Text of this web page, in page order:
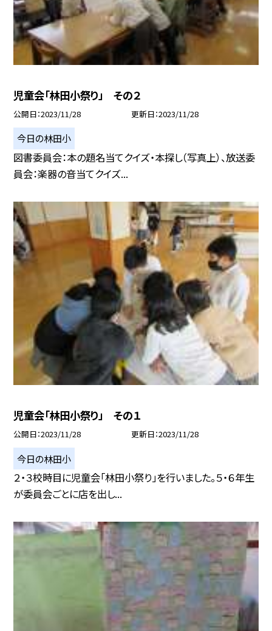
児童会「林田小祭り」 その２
公開日 2023/11/28 更新日 2023/11/28
今日の林田小
図書委員会：本の題名当てクイズ・本探し（写真上）、放送委
員会：楽器の音当てクイズ...
児童会「林田小祭り」 その１
公開日 2023/11/28 更新日 2023/11/28
今日の林田小
２・３校時目に児童会「林田小祭り」を行いました。５・６年生
が委員会ごとに店を出し...